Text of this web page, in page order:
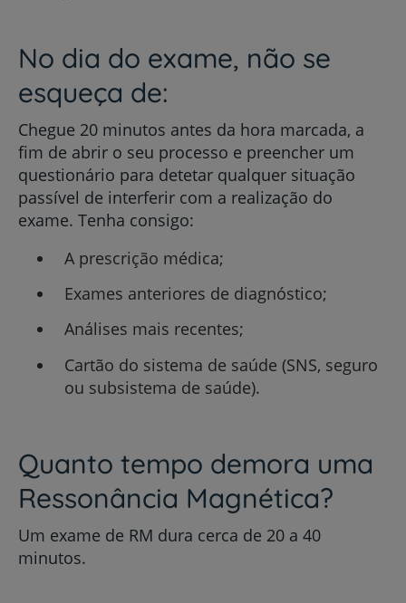
No dia do exame, não se
esqueça de:
Chegue 20 minutos antes da hora marcada, a
fim de abrir o seu processo e preencher um
questionário para detetar qualquer situação
passível de interferir com a realização do
exame. Tenha consigo:
A prescrição médica;
Exames anteriores de diagnóstico;
Análises mais recentes;
Cartão do sistema de saúde (SNS, seguro
ou subsistema de saúde).
Quanto tempo demora uma
Ressonância Magnética?
Um exame de RM dura cerca de 20 a 40
minutos.